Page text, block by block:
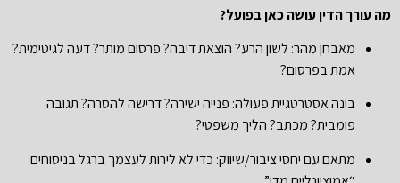
מה עורך הדין עושה כאן בפועל?
מאבחן מהר: לשון הרע? הוצאת דיבה? פרסום מותר? דעה לגיטימית?
אמת בפרסום?
בונה אסטרטגיית פעולה: פנייה ישירה? דרישה להסרה? תגובה
פומבית? מכתב? הליך משפטי?
מתאם עם יחסי ציבור/שיווק: כדי לא לירות לעצמך ברגל בניסוחים